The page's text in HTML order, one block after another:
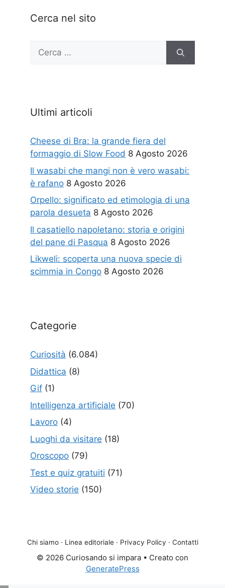
Cerca nel sito
Ricerca
Ultimi articoli
Cheese di Bra: la grande fiera del
formaggio di Slow Food 8 Agosto 2026
Il wasabi che mangi non è vero wasabi:
è rafano 8 Agosto 2026
Orpello: significato ed etimologia di una
parola desueta 8 Agosto 2026
Il casatiello napoletano: storia e origini
del pane di Pasqua 8 Agosto 2026
Likweli: scoperta una nuova specie di
scimmia in Congo 8 Agosto 2026
Categorie
Curiosità (6.084)
Didattica (8)
Gif (1)
Intelligenza artificiale (70)
Lavoro (4)
Luoghi da visitare (18)
Oroscopo (79)
Test e quiz gratuiti (71)
Video storie (150)
Chi siamo · Linea editoriale · Privacy Policy · Contatti
© 2026 Curiosando si impara • Creato con
GeneratePress